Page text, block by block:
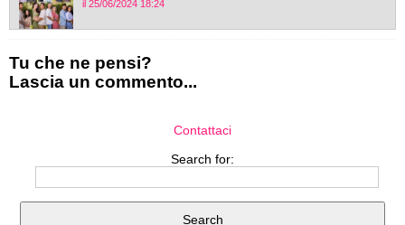
il 25/06/2024 18:24
Tu che ne pensi?
Lascia un commento...
Contattaci
Search for: